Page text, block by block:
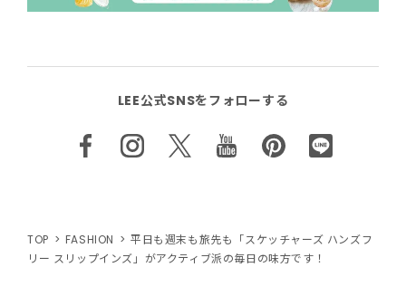
LEE公式SNSをフォローする
TOP FASHION
平日も週末も旅先も「スケッチャーズ ハンズフ
リー スリップインズ」がアクティブ派の毎日の味方です！